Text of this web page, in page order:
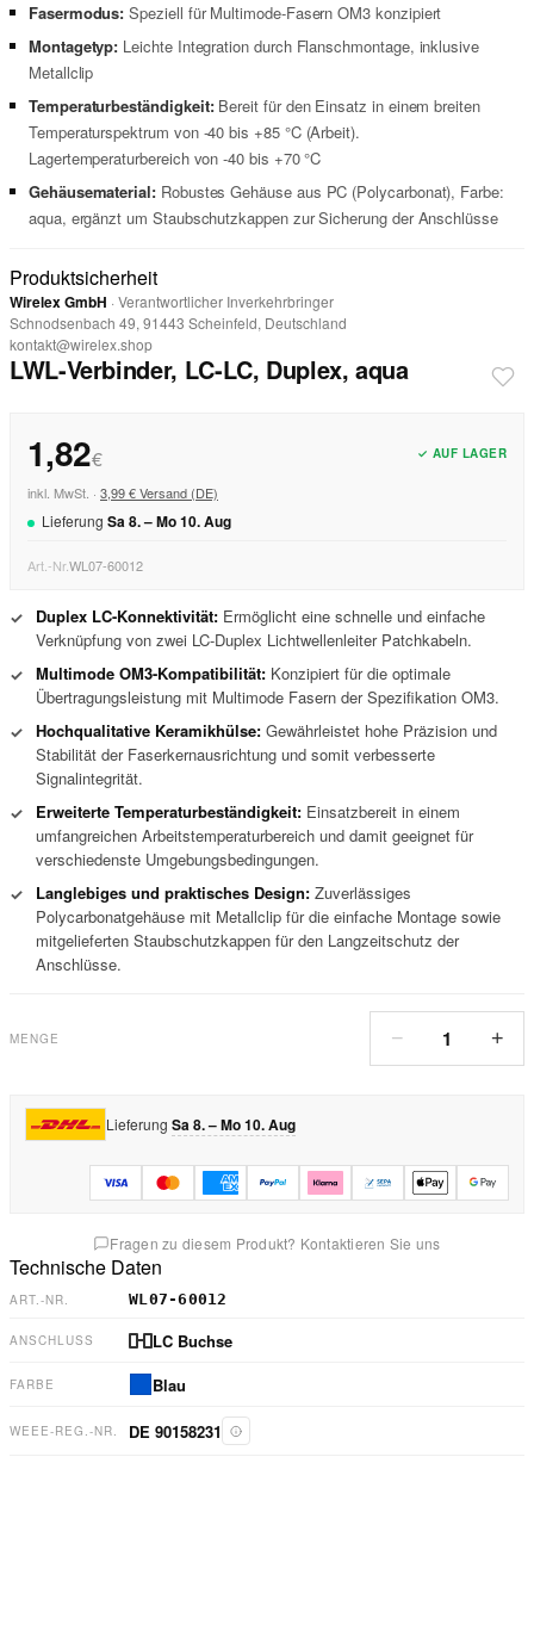
Fasermodus: Speziell für Multimode-Fasern OM3 konzipiert
Montagetyp: Leichte Integration durch Flanschmontage, inklusive
Metallclip
Temperaturbeständigkeit:Bereit für den Einsatz in einem breiten
Temperaturspektrum von -40 bis +85 °C (Arbeit).
Lagertemperaturbereich von -40 bis +70 °C
Gehäusematerial:Robustes Gehäuse aus PC (Polycarbonat), Farbe:
aqua, ergänzt um Staubschutzkappen zur Sicherung der Anschlüsse
Produktsicherheit
Wirelex GmbH · Verantwortlicher Inverkehrbringer
Schnodsenbach 49, 91443 Scheinfeld, Deutschland
kontakt@wirelex.shop
LWL-Verbinder, LC-LC, Duplex, aqua
1,82€ ✓ AUF LAGER
inkl. MwSt. · 3,99 € Versand (DE)
Lieferung Sa8. –Mo10.Aug
Art.-Nr.WL07-60012
✓ Duplex LC-Konnektivität: Ermöglicht eine schnelle und einfache
Verknüpfung von zwei LC-Duplex Lichtwellenleiter Patchkabeln.
✓ Multimode OM3-Kompatibilität: Konzipiert für die optimale
Übertragungsleistung mit Multimode Fasern der Spezifikation OM3.
✓ Hochqualitative Keramikhülse: Gewährleistet hohe Präzision und
Stabilität der Faserkernausrichtung und somit verbesserte
Signalintegrität.
✓
Erweiterte Temperaturbeständigkeit: Einsatzbereit in einem
umfangreichen Arbeitstemperaturbereich und damit geeignet für
verschiedenste Umgebungsbedingungen.
✓
Langlebiges und praktisches Design: Zuverlässiges
Polycarbonatgehäuse mit Metallclip für die einfache Montage sowie
mitgelieferten Staubschutzkappen für den Langzeitschutz der
Anschlüsse.
MENGE − 1 +
Lieferung Sa 8. – Mo 10. Aug
Fragen zu diesem Produkt? Kontaktieren Sie uns
Technische Daten
ART.-NR. WL07-60012
ANSCHLUSS LC Buchse
FARBE Blau
WEEE-REG.-NR. DE 90158231